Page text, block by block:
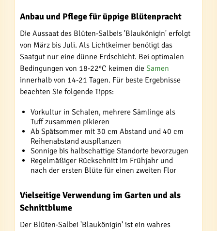
Anbau und Pflege für üppige Blütenpracht
Die Aussaat des Blüten-Salbeis 'Blaukönigin' erfolgt
von März bis Juli. Als Lichtkeimer benötigt das
Saatgut nur eine dünne Erdschicht. Bei optimalen
Bedingungen von 18-22°C keimen die Samen
innerhalb von 14-21 Tagen. Für beste Ergebnisse
beachten Sie folgende Tipps:
Vorkultur in Schalen, mehrere Sämlinge als
Tuff zusammen pikieren
Ab Spätsommer mit 30 cm Abstand und 40 cm
Reihenabstand auspflanzen
Sonnige bis halbschattige Standorte bevorzugen
Regelmäßiger Rückschnitt im Frühjahr und
nach der ersten Blüte für einen zweiten Flor
Vielseitige Verwendung im Garten und als
Schnittblume
Der Blüten-Salbei 'Blaukönigin' ist ein wahres